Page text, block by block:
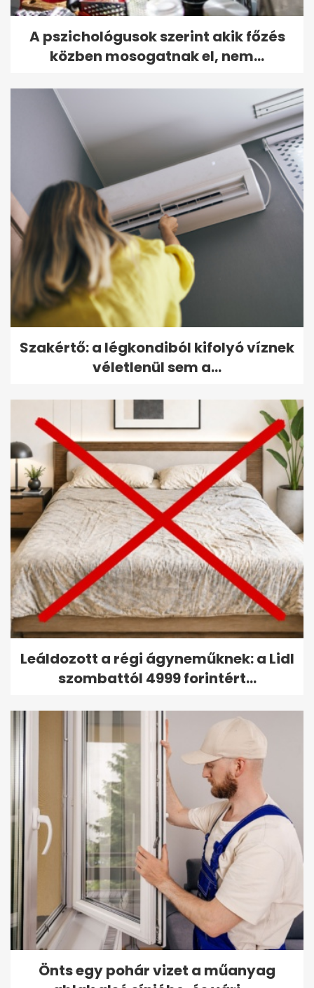
A pszichológusok szerint akik főzés
közben mosogatnak el, nem...
Szakértő: a légkondiból kifolyó víznek
véletlenül sem a...
Leáldozott a régi ágyneműknek: a Lidl
szombattól 4999 forintért...
Önts egy pohár vizet a műanyag